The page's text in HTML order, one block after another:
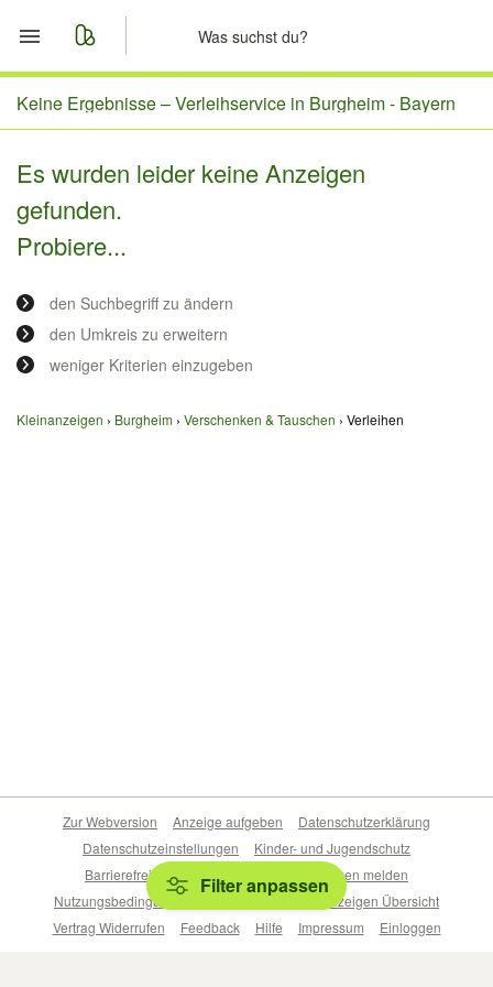
Start
Nachrichten
Anzeige aufgeben
Keine Ergebnisse –Verleihservice in Burgheim - Bayern
Es wurden leider keine Anzeigen
gefunden.
Probiere...
den Suchbegriff zu ändern
den Umkreis zu erweitern
weniger Kriterien einzugeben
Kleinanzeigen Burgheim Verschenken & Tauschen Verleihen
Filter anpassen
Zur Webversion Anzeige aufgeben
Datenschutzerklärung
Datenschutzeinstellungen
Kinder- und Jugendschutz
Barrierefreiheitserklärung
Sicherheitslücken melden
Nutzungsbedingungen
Beliebte Suchen
Anzeigen Übersicht
Vertrag Widerrufen
Feedback Hilfe Impressum Einloggen